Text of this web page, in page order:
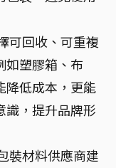
可回收、可重複
如塑膠箱、布
降低成本，更能
識，提升品牌形
裝材料供應商建